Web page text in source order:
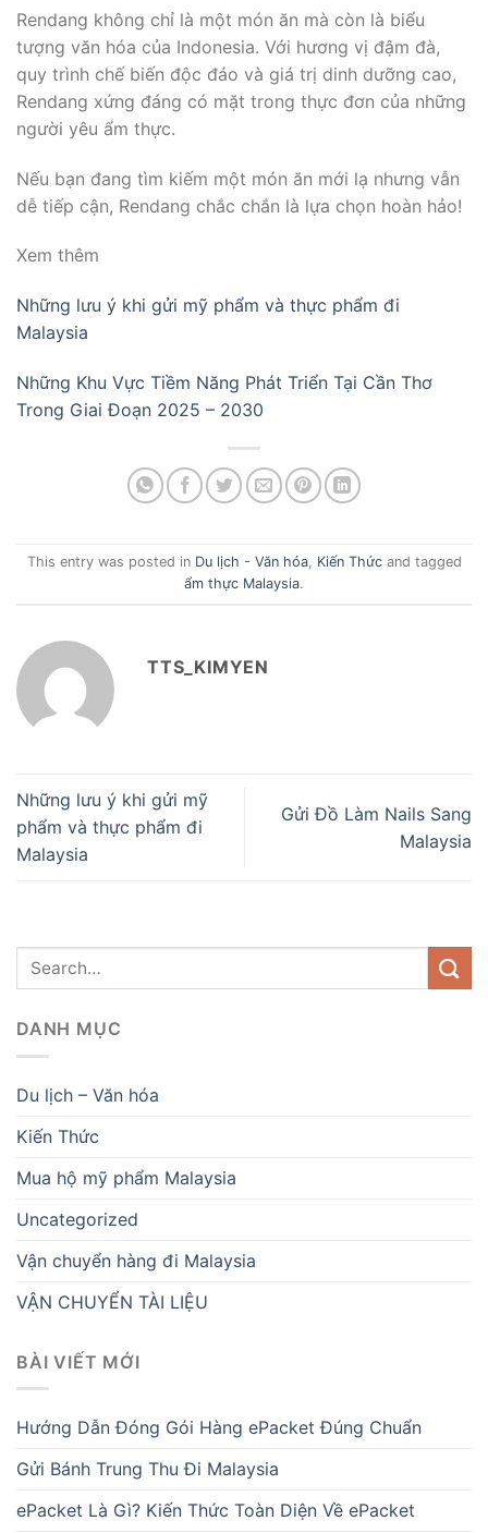
Rendang không chỉ là một món ăn mà còn là biểu
tượng văn hóa của Indonesia. Với hương vị đậm đà,
quy trình chế biến độc đáo và giá trị dinh dưỡng cao,
Rendang xứng đáng có mặt trong thực đơn của những
người yêu ẩm thực.
Nếu bạn đang tìm kiếm một món ăn mới lạ nhưng vẫn
dễ tiếp cận, Rendang chắc chắn là lựa chọn hoàn hảo!
Xem thêm
Những lưu ý khi gửi mỹ phẩm và thực phẩm đi
Malaysia
Những Khu Vực Tiềm Năng Phát Triển Tại Cần Thơ
Trong Giai Đoạn 2025 – 2030
This entry was posted in Du lịch - Văn hóa, Kiến Thứcand tagged
ẩm thực Malaysia.
TTS_KIMYEN
Những lưu ý khi gửi mỹ
phẩm và thực phẩm đi
Malaysia
Gửi Đồ Làm Nails Sang
Malaysia
DANH MỤC
Du lịch – Văn hóa
Kiến Thức
Mua hộ mỹ phẩm Malaysia
Uncategorized
Vận chuyển hàng đi Malaysia
VẬN CHUYỂN TÀI LIỆU
BÀI VIẾT MỚI
Hướng Dẫn Đóng Gói Hàng ePacket Đúng Chuẩn
Gửi Bánh Trung Thu Đi Malaysia
ePacket Là Gì? Kiến Thức Toàn Diện Về ePacket